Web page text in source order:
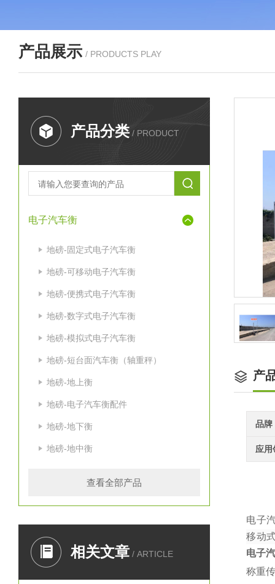
产品展示 / PRODUCTS PLAY
产品分类 / PRODUCT
电子汽车衡
地磅-固定式电子汽车衡
地磅-可移动电子汽车衡
地磅-便携式电子汽车衡
地磅-数字式电子汽车衡
地磅-模拟式电子汽车衡
地磅-短台面汽车衡（轴重秤）
地磅-地上衡
地磅-电子汽车衡配件
地磅-地下衡
地磅-地中衡
查看全部产品
相关文章 / ARTICLE
产
品牌
应用
电子
移动
电子
称重